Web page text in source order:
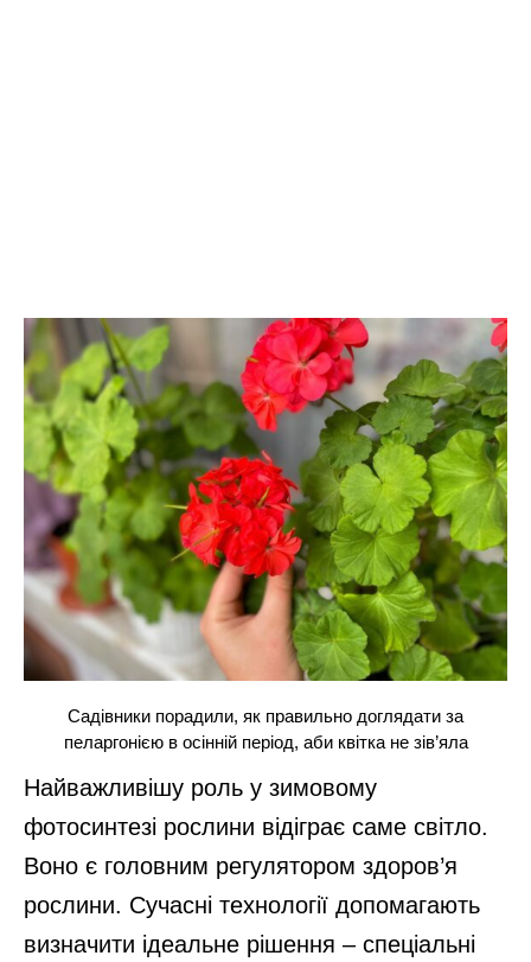
Садівники порадили, як правильно доглядати за
пеларгонією в осінній період, аби квітка не зів’яла
Найважливішу роль у зимовому
фотосинтезі рослини відіграє саме світло.
Воно є головним регулятором здоров’я
рослини. Сучасні технології допомагають
визначити ідеальне рішення – спеціальні